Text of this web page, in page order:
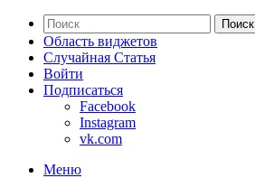
Поиск
Область виджетов
Случайная Статья
Войти
Подписаться
Facebook
Instagram
vk.com
Меню